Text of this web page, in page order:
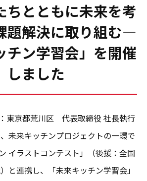
とともに未来を考
題解決に取り組む―
チン学習会」を開催
しました
東京都荒川区 代表取締役 社長執行
未来キッチンプロジェクトの一環で
イラストコンテスト」（後援：全国
と連携し、「未来キッチン学習会」